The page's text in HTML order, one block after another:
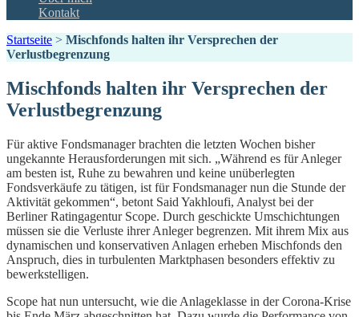
Kontakt
Startseite > Mischfonds halten ihr Versprechen der
Verlustbegrenzung
Mischfonds halten ihr Versprechen der
Verlustbegrenzung
Für aktive Fondsmanager brachten die letzten Wochen bisher
ungekannte Herausforderungen mit sich. „Während es für Anleger
am besten ist, Ruhe zu bewahren und keine unüberlegten
Fondsverkäufe zu tätigen, ist für Fondsmanager nun die Stunde der
Aktivität gekommen“, betont Said Yakhloufi, Analyst bei der
Berliner Ratingagentur Scope. Durch geschickte Umschichtungen
müssen sie die Verluste ihrer Anleger begrenzen. Mit ihrem Mix aus
dynamischen und konservativen Anlagen erheben Mischfonds den
Anspruch, dies in turbulenten Marktphasen besonders effektiv zu
bewerkstelligen.
Scope hat nun untersucht, wie die Anlageklasse in der Corona-Krise